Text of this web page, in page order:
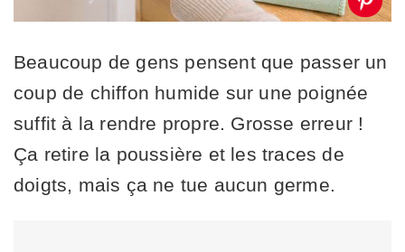
Beaucoup de gens pensent que passer un
coup de chiffon humide sur une poignée
suffit à la rendre propre. Grosse erreur !
Ça retire la poussière et les traces de
doigts, mais ça ne tue aucun germe.